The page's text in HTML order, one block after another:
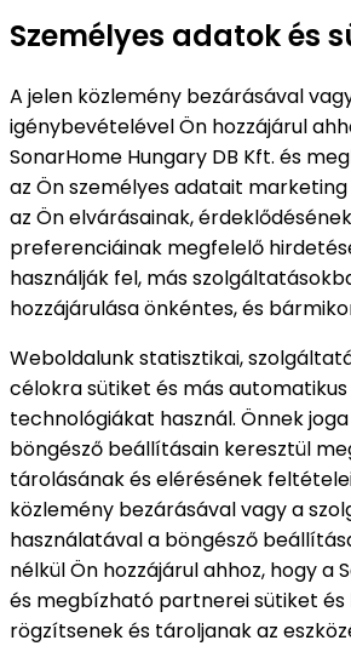
Személyes adatok és
A jelen közlemény bezárásával
igénybevételével Ön hozzájárul
SonarHome Hungary DB Kft. és
az Ön személyes adatait
az Ön elvárásainak,
preferenciáinak megfelelő
használják fel, más
hozzájárulása önkéntes, és
Weboldalunk statisztikai,
célokra sütiket és más
technológiákat használ. Önnek
böngésző beállításain keresztül
tárolásának és elérésének
közlemény bezárásával vagy a
használatával a böngésző
nélkül Ön hozzájárul ahhoz, hogy a
és megbízható partnerei sütiket és
rögzítsenek és tároljanak az